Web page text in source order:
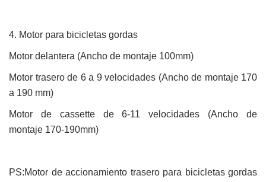
4. Motor para bicicletas gordas
Motor delantera (Ancho de montaje 100mm)
Motor trasero de 6 a 9 velocidades (Ancho de montaje170
a 190 mm)
Motor de cassette de 6-11 velocidades (Ancho de
montaje 170-190mm)
PS:Motor de accionamiento trasero para bicicletas gordas